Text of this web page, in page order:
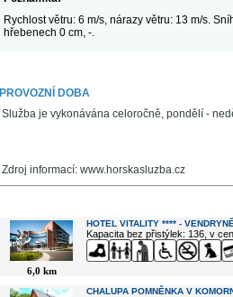
Rychlost větru: 6 m/s, nárazy větru: 13 m/s.
hřebenech 0 cm, -.
PROVOZNÍ DOBA
Služba je vykonávána celoročně, pondělí -
Zdroj informací: www.horskasluzba.cz
6,0 km
HOTEL VITALITY **** -
Kapacita bez přistýlek: 136, v
CHALUPA POMNĚNKA V